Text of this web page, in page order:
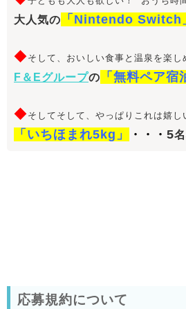
大人気の 「Nintendo Switch
◆そして、おいしい食事と温泉を楽し
F＆Eグループの 「無料ペア宿
◆そしてそして、やっぱりこれは嬉し
「いちほまれ5kg」 ・・・ 5
応募規約について